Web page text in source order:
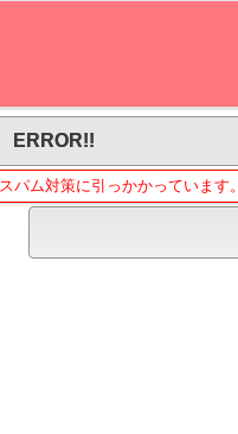
ERROR!!
スパム対策に引っかかっています。